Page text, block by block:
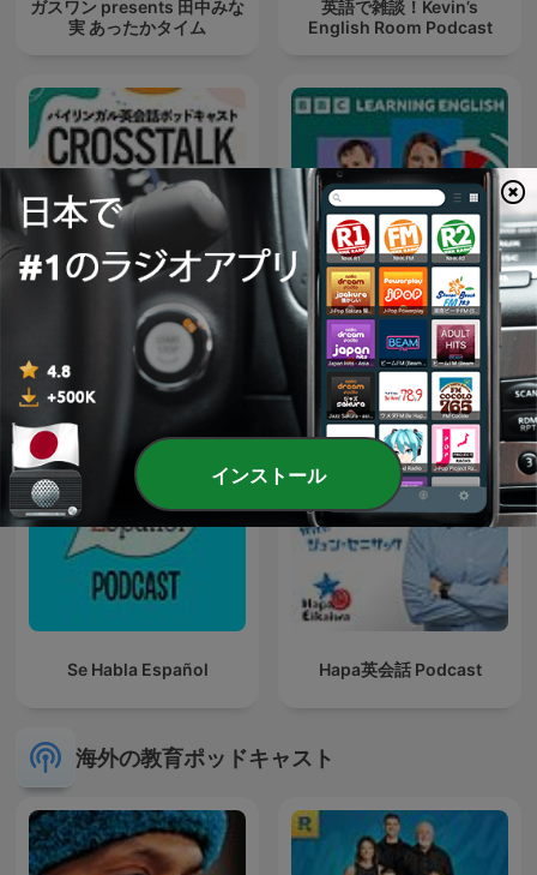
ガスワン presents 田中みな
実 あったかタイム
英語で雑談！Kevin’s
English Room Podcast
CROSSTALK 英会話 6 Minute English
Se Habla Español Hapa英会話 Podcast
海外の教育ポッドキャスト
インストール